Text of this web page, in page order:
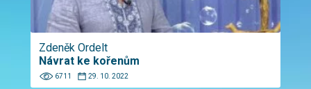
Zdeněk Ordelt
Návrat ke kořenům
6711 29. 10. 2022